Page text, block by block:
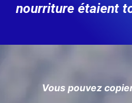
nourriture étaient
Vous pouvez